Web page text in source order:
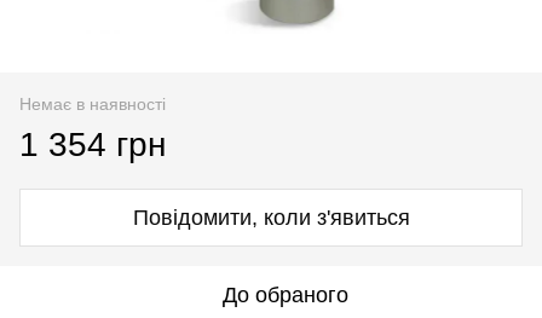
Немає в наявності
1 354 грн
Повідомити, коли з'явиться
До обраного